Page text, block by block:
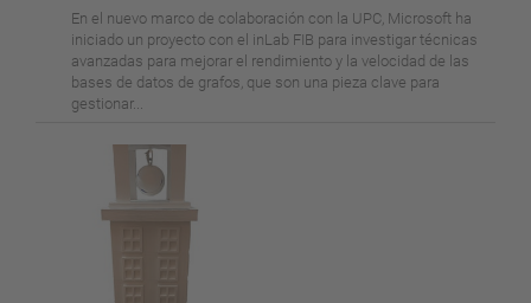
En el nuevo marco de colaboración con la UPC, Microsoft ha
iniciado un proyecto con el inLab FIB para investigar técnicas
avanzadas para mejorar el rendimiento y la velocidad de las
bases de datos de grafos, que son una pieza clave para
gestionar...